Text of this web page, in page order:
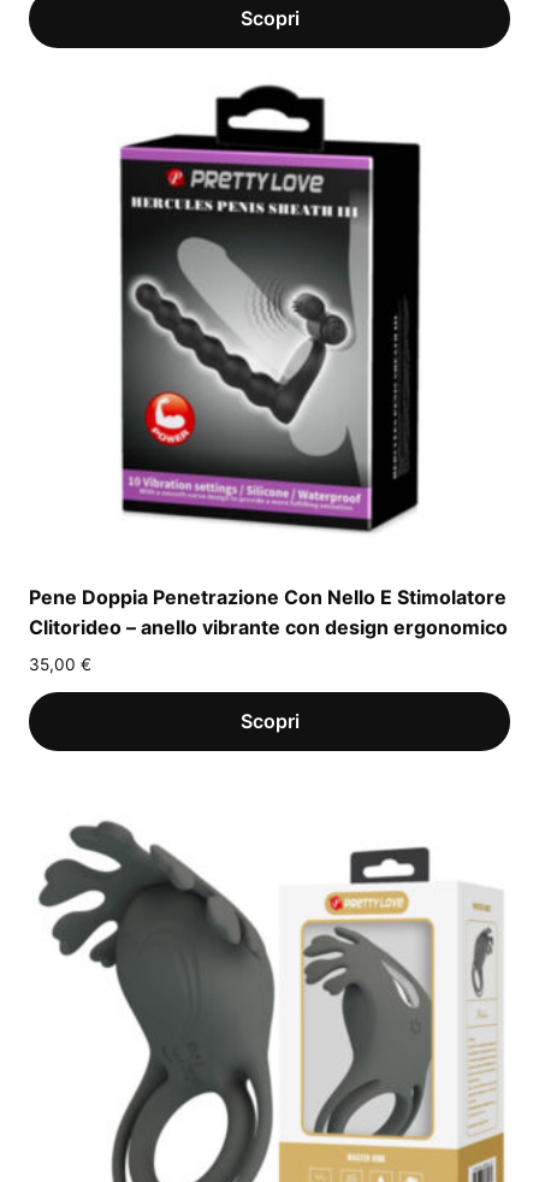
Pene Doppia Penetrazione Con Nello E Stimolatore
Clitorideo – anello vibrante con design ergonomico
35,00 €